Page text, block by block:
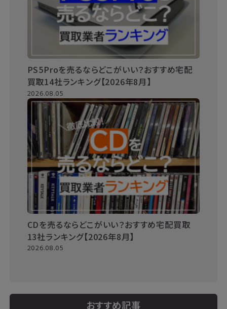
PS5Proを売るならどこがいい？おすすめ宅配
買取14社ランキング【2026年8月】
2026.08.05
CDを売るならどこがいい？おすすめ宅配買取
13社ランキング【2026年8月】
2026.08.05
おすすめ記事